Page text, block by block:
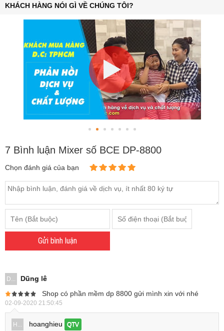
KHÁCH HÀNG NÓI GÌ VỀ CHÚNG TÔI?
7 Bình luận Mixer số BCE DP-8800
Chọn đánh giá của bạn
Gửi bình luận
D...
Dũng lê
Shop có phần mềm dp 8800 gửi mình xin với nhé
02-09-2020 21:50:45
H... hoanghieu QTV